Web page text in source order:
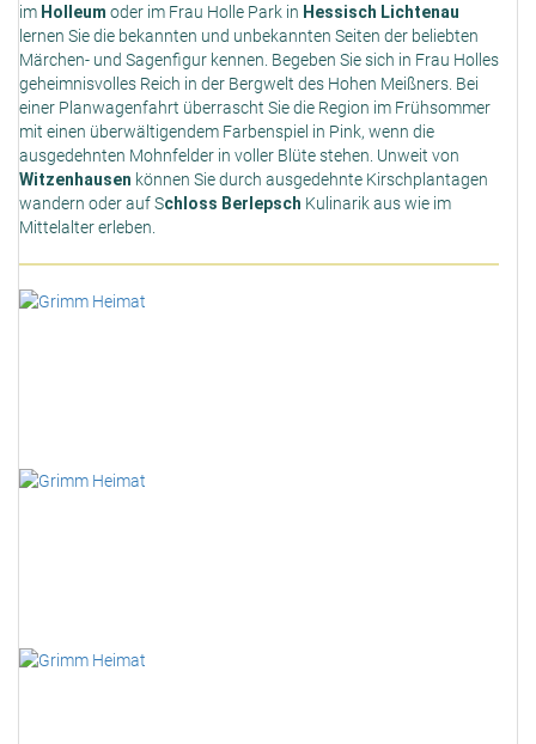
im Holleum oder im Frau Holle Park in Hessisch Lichtenau
lernen Sie die bekannten und unbekannten Seiten der beliebten
Märchen- und Sagenfigur kennen. Begeben Sie sich in Frau Holles
geheimnisvolles Reich in der Bergwelt des Hohen Meißners. Bei
einer Planwagenfahrt überrascht Sie die Region im Frühsommer
mit einen überwältigendem Farbenspiel in Pink, wenn die
ausgedehnten Mohnfelder in voller Blüte stehen. Unweit von
Witzenhausen können Sie durch ausgedehnte Kirschplantagen
wandern oder auf Schloss Berlepsch Kulinarik aus wie im
Mittelalter erleben.